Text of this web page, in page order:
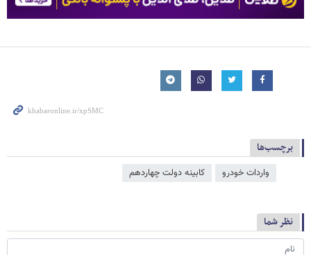
برچسب‌ها
واردات خودرو کابینه دولت چهاردهم
نظر شما